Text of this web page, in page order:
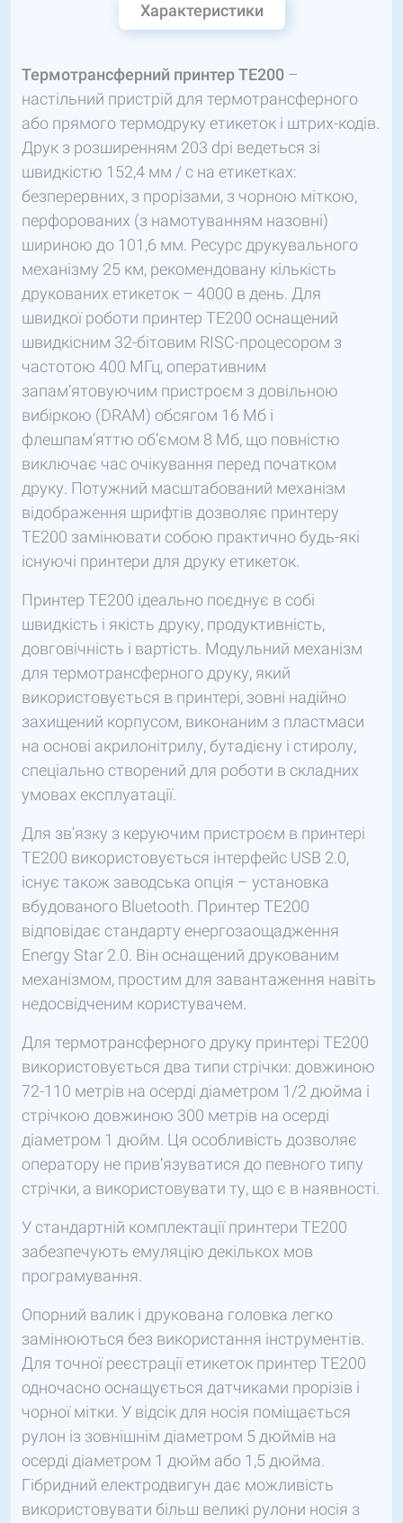
Характеристики
Термотрансферний принтер TE200 –
настільний пристрій для термотрансферного
або прямого термодруку етикеток і штрих-кодів.
Друк з розширенням 203 dpi ведеться зі
швидкістю 152,4 мм / с на етикетках:
безперервних, з прорізами, з чорною міткою,
перфорованих (з намотуванням назовні)
шириною до 101,6 мм. Ресурс друкувального
механізму 25 км, рекомендовану кількість
друкованих етикеток – 4000 в день. Для
швидкої роботи принтер TE200 оснащений
швидкісним 32-бітовим RISC-процесором з
частотою 400 МГц, оперативним
запам’ятовуючим пристроєм з довільною
вибіркою (DRAM) обсягом 16 Мб і
флешпам’яттю об’ємом 8 Мб, що повністю
виключає час очікування перед початком
друку. Потужний масштабований механізм
відображення шрифтів дозволяє принтеру
ТЕ200 замінювати собою практично будь-які
існуючі принтери для друку етикеток.
Принтер TE200 ідеально поєднує в собі
швидкість і якість друку, продуктивність,
довговічність і вартість. Модульний механізм
для термотрансферного друку, який
використовується в принтері, зовні надійно
захищений корпусом, виконаним з пластмаси
на основі акрилонітрилу, бутадієну і стиролу,
спеціально створений для роботи в складних
умовах експлуатації.
Для зв’язку з керуючим пристроєм в принтері
TE200 використовується інтерфейс USB 2.0,
існує також заводська опція – установка
вбудованого Bluetooth. Принтер TE200
відповідає стандарту енергозаощадження
Energy Star 2.0. Він оснащений друкованим
механізмом, простим для завантаження навіть
недосвідченим користувачем.
Для термотрансферного друку принтері TE200
використовується два типи стрічки: довжиною
72-110 метрів на осерді діаметром 1/2 дюйма і
стрічкою довжиною 300 метрів на осерді
діаметром 1 дюйм. Ця особливість дозволяє
оператору не прив’язуватися до певного типу
стрічки, а використовувати ту, що є в наявності.
У стандартній комплектації принтери TE200
забезпечують емуляцію декількох мов
програмування.
Опорний валик і друкована головка легко
замінюються без використання інструментів.
Для точної реєстрації етикеток принтер TE200
одночасно оснащується датчиками прорізів і
чорної мітки. У відсік для носія поміщається
рулон із зовнішнім діаметром 5 дюймів на
осерді діаметром 1 дюйм або 1,5 дюйма.
Гібридний електродвигун дає можливість
використовувати більш великі рулони носія з